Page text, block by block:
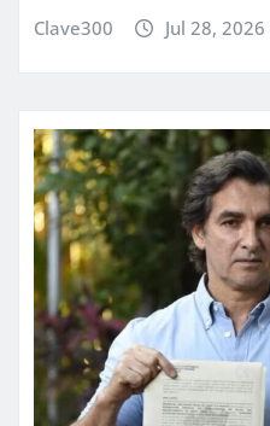
Clave300 Jul 28, 2026